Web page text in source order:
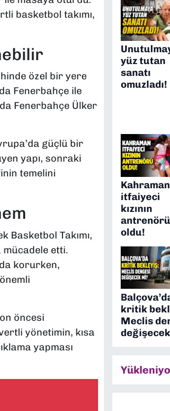
basketbol takımı,
özel bir yere
Fenerbahçe ile
Fenerbahçe Ülker
güçlü bir
yapı, sonraki
temelini
Basketbol Takımı,
mücadele etti.
korurken,
öncesi
yönetimin, kısa
yapması
yüz tutan
sanatı
omuzladı!
Kahraman
itfaiyeci
kızının
antrenörü
oldu!
kritik
Meclis